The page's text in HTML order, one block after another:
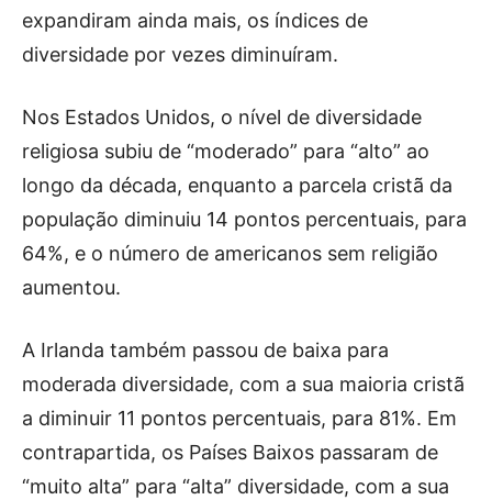
expandiram ainda mais, os índices de
diversidade por vezes diminuíram.
Nos Estados Unidos, o nível de diversidade
religiosa subiu de “moderado” para “alto” ao
longo da década, enquanto a parcela cristã da
população diminuiu 14 pontos percentuais, para
64%, e o número de americanos sem religião
aumentou.
A Irlanda também passou de baixa para
moderada diversidade, com a sua maioria cristã
a diminuir 11 pontos percentuais, para 81%. Em
contrapartida, os Países Baixos passaram de
“muito alta” para “alta” diversidade, com a sua